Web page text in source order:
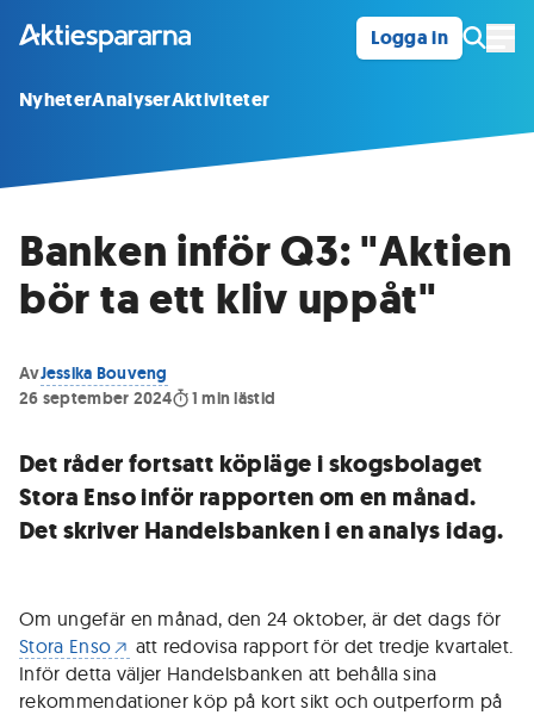
Logga in
NyheterAnalyserAktiviteter
Banken inför Q3: "Aktien
bör ta ett kliv uppåt"
AvJessika Bouveng
26 september 2024
1 min lästid
Det råder fortsatt köpläge i skogsbolaget
Stora Enso inför rapporten om en månad.
Det skriver Handelsbanken i en analys idag.
Om ungefär en månad, den 24 oktober, är det dags för
Stora Enso
att redovisa rapport för det tredje kvartalet.
Inför detta väljer Handelsbanken att behålla sina
rekommendationer köp på kort sikt och outperform på